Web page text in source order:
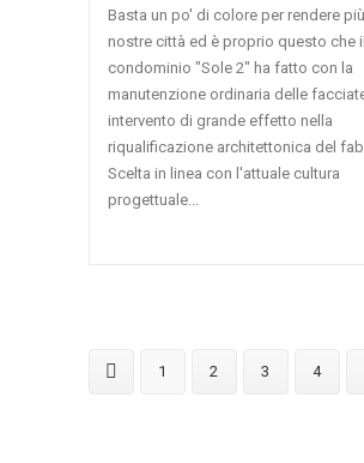
Basta un po' di colore per rendere
nostre città ed è proprio questo che il
condominio "Sole 2" ha fatto con la
manutenzione ordinaria delle
intervento di grande effetto nella
riqualificazione architettonica del
Scelta in linea con l'attuale cultura
progettuale...
1 2 3 4